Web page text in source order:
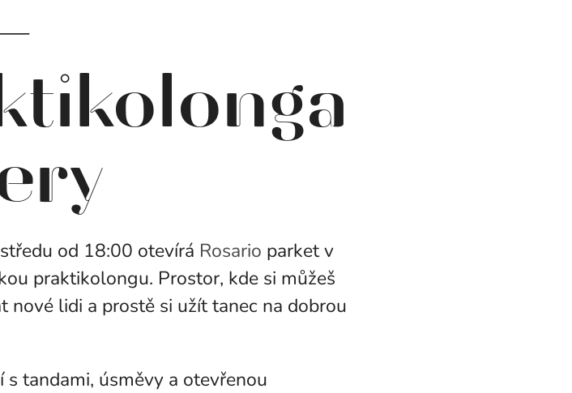
od 18:00 otevírá Rosario parket v
praktikolongu. Prostor, kde si můžeš
nové lidi a prostě si užít tanec na dobrou
tandami, úsměvy a otevřenou